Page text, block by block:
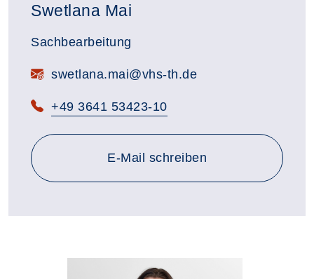
Swetlana Mai
Sachbearbeitung
swetlana.mai@vhs-th.de
+49 3641 53423-10
E-Mail an swetlana.mai@vhs-th.de
schreiben